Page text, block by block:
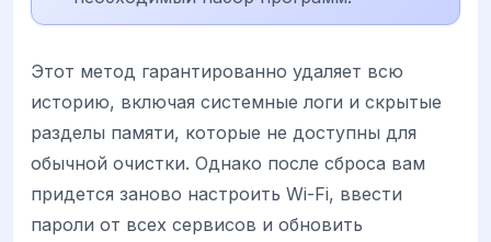
Этот метод гарантированно удаляет всю
историю, включая системные логи и скрытые
разделы памяти, которые не доступны для
обычной очистки. Однако после сброса вам
придется заново настроить Wi-Fi, ввести
пароли от всех сервисов и обновить